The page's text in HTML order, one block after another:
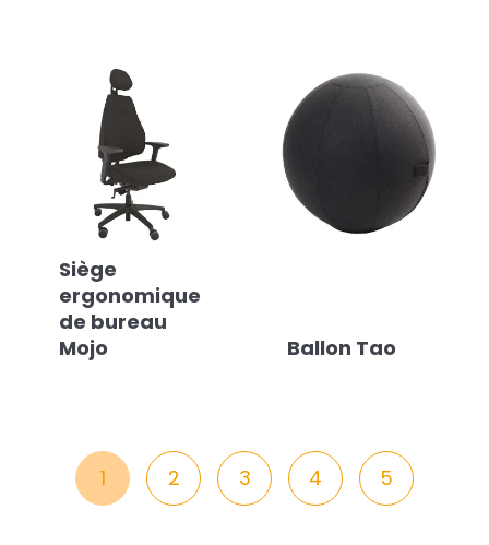
Siège
ergonomique
de bureau
Mojo
Ballon Tao
1 2 3 4 5